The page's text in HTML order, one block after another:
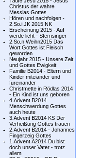
Christus der wahre
Messias Gottes
Hören und nachfolgen -
2.So.i.JK 2015 NK
Erscheinung 2015 - Auf
werde licht - Sternsinger
2.So.n.Weihn2015 Das
Wort Gottes ist Fleisch
geworden
Neujahr 2015 - Unsere Zeit
und Gottes Ewigkeit
Familie B2014 - Eltern und
Kinder miteiander und
füreinander
Christmette in Rödlas 2014
- Ein Kind ist uns geboren
4.Advent B2014
Menschwerdung Gottes
auch heute
3.Advent B2014 KS Der
Verheißung Gottes trauen
2.Advent B2014 - Johannes
Fingerzeig Gottes
1.Advent.A2014 Du bist
doch unser Vater - trotz
allem